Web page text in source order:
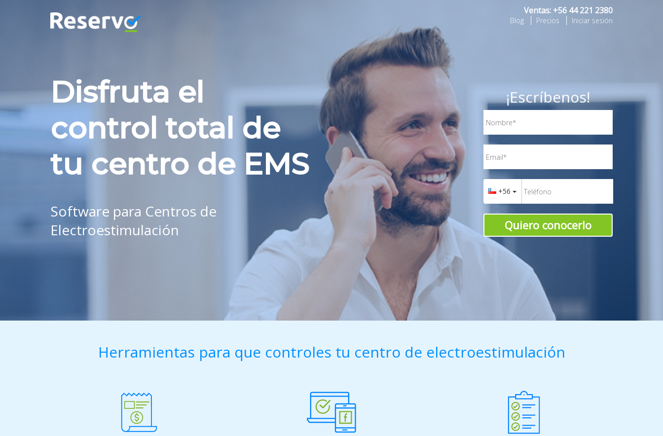
Ventas: +56 44 221 2380
Blog Precios Iniciar sesión
Disfruta el
control total de
tu centro de EMS
Software para Centros de
Electroestimulación
¡Escríbenos!
+56
Quiero conocerlo
Herramientas para que controles tu centro de electroestimulación